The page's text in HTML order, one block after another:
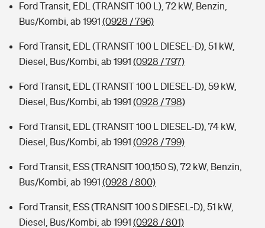
Ford Transit, EDL (TRANSIT 100 L), 72 kW, Benzin,
Bus/Kombi, ab 1991 (0928 / 796)
Ford Transit, EDL (TRANSIT 100 L DIESEL-D), 51 kW,
Diesel, Bus/Kombi, ab 1991 (0928 / 797)
Ford Transit, EDL (TRANSIT 100 L DIESEL-D), 59 kW,
Diesel, Bus/Kombi, ab 1991 (0928 / 798)
Ford Transit, EDL (TRANSIT 100 L DIESEL-D), 74 kW,
Diesel, Bus/Kombi, ab 1991 (0928 / 799)
Ford Transit, ESS (TRANSIT 100,150 S), 72 kW, Benzin,
Bus/Kombi, ab 1991 (0928 / 800)
Ford Transit, ESS (TRANSIT 100 S DIESEL-D), 51 kW,
Diesel, Bus/Kombi, ab 1991 (0928 / 801)